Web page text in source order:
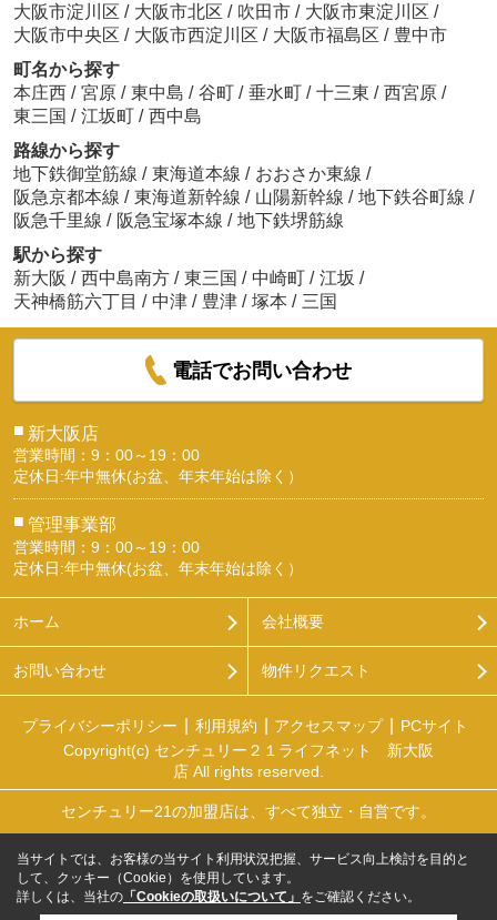
大阪市淀川区 / 大阪市北区 / 吹田市 / 大阪市東淀川区 /
大阪市中央区 / 大阪市西淀川区 / 大阪市福島区 / 豊中市
町名から探す
本庄西 / 宮原 / 東中島 / 谷町 / 垂水町 / 十三東 / 西宮原 /
東三国 / 江坂町 / 西中島
路線から探す
地下鉄御堂筋線 / 東海道本線 / おおさか東線 /
阪急京都本線 / 東海道新幹線 / 山陽新幹線 / 地下鉄谷町線 /
阪急千里線 / 阪急宝塚本線 / 地下鉄堺筋線
駅から探す
新大阪 / 西中島南方 / 東三国 / 中崎町 / 江坂 /
天神橋筋六丁目 / 中津 / 豊津 / 塚本 / 三国
電話でお問い合わせ
■ 新大阪店
営業時間：9：00～19：00
定休日:年中無休(お盆、年末年始は除く）
■ 管理事業部
営業時間：9：00～19：00
定休日:年中無休(お盆、年末年始は除く）
ホーム 会社概要
お問い合わせ 物件リクエスト
プライバシーポリシー 利用規約 アクセスマップ
PCサイト
Copyright(c) センチュリー２１ライフネット 新大阪
店 All rights reserved.
センチュリー21の加盟店は、すべて独立・自営です。
当サイトでは、お客様の当サイト利用状況把握、サービス向上検討を目的と
して、クッキー（Cookie）を使用しています。
詳しくは、当社の 「Cookieの取扱いについて」 をご確認ください。